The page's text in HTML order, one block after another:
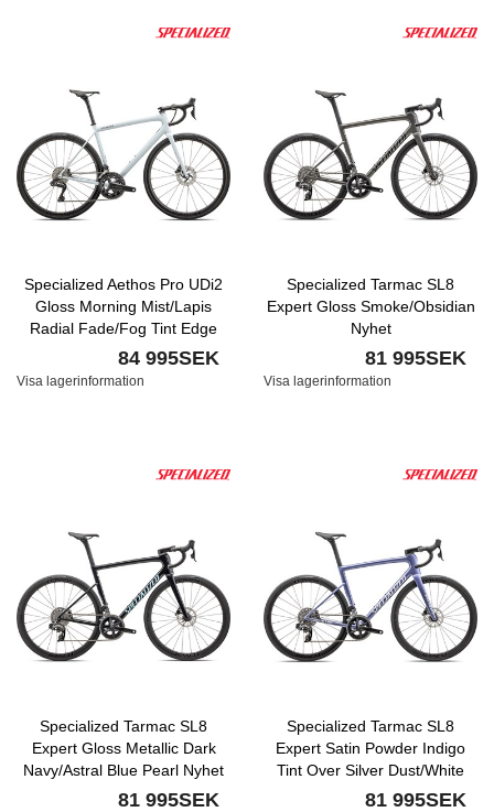
Specialized Aethos Pro UDi2
Gloss Morning Mist/Lapis
Radial Fade/Fog Tint Edge
Fade/Smoke Nyhet
84 995SEK
Visa lagerinformation
Specialized Tarmac SL8
Expert Gloss Smoke/Obsidian
Nyhet
81 995SEK
Visa lagerinformation
Specialized Tarmac SL8
Expert Gloss Metallic Dark
Navy/Astral Blue Pearl Nyhet
81 995SEK
Specialized Tarmac SL8
Expert Satin Powder Indigo
Tint Over Silver Dust/White
Nyhet
81 995SEK